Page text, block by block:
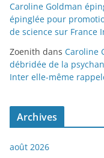
Caroline Goldman
épinglée pour
de science sur France
Zoenith dans Caroline
débridée de la
Inter elle-même
Archives
août 2026